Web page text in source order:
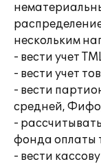
нескольким
- вести учет
- вести учет
- вести
средней,
-
фонда оплаты
- вести